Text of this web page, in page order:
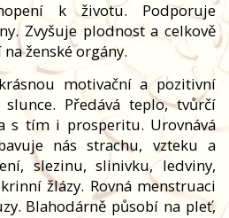
k životu. Podporuje
Zvyšuje plodnost a celkově
ženské orgány.
motivační a pozitivní
Předává teplo, tvůrčí
s tím i prosperitu. Urovnává
nás strachu, vzteku a
slezinu, slinivku, ledviny,
žlázy. Rovná menstruaci
Blahodárně působí na pleť,